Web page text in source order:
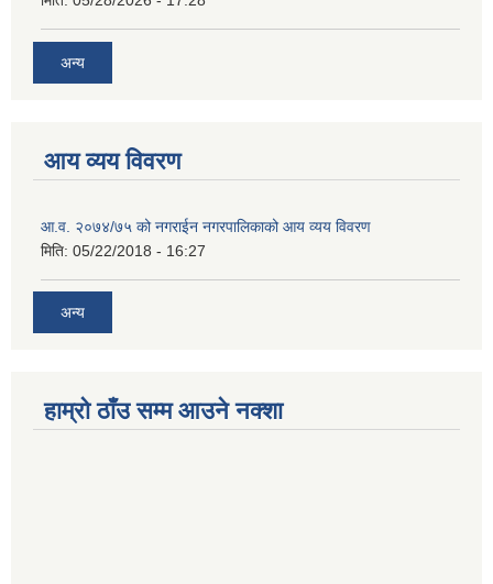
अन्य
आय व्यय विवरण
आ.व. २०७४/७५ को नगराईन नगरपालिकाको आय व्यय विवरण
मिति: 05/22/2018 - 16:27
अन्य
हाम्रो ठाँउ सम्म आउने नक्शा